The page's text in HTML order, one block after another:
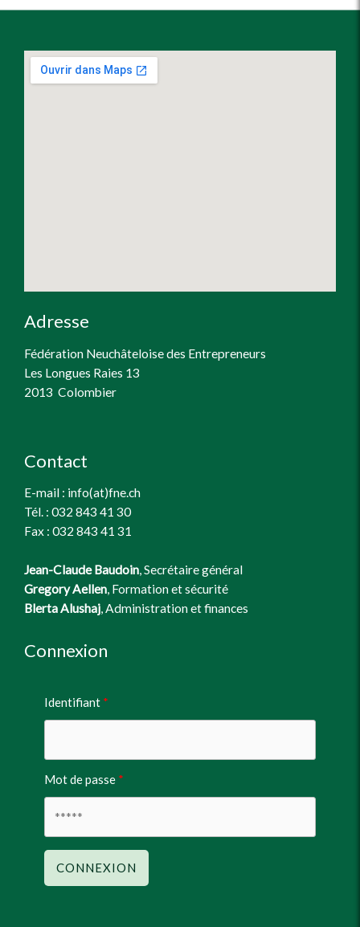
Adresse
Fédération Neuchâteloise des Entrepreneurs
Les Longues Raies 13
2013 Colombier
Contact
E-mail : info(at)fne.ch
Tél. : 032 843 41 30
Fax : 032 843 41 31
Jean-Claude Baudoin, Secrétaire général
Gregory Aellen, Formation et sécurité
Blerta Alushaj, Administration et finances
Connexion
Identifiant
Mot de passe
CONNEXION